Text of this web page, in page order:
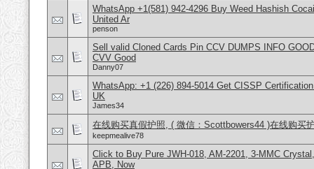
WhatsApp +1(581) 942-4296 Buy Weed Hashish
United Ar
penson
Sell valid Cloned Cards Pin CCV DUMPS INFO
CVV Good
Danny07
WhatsApp: +1 (226) 894-5014​ Get CISSP
UK
James34
在线购买真假护照, ( 微信：Scottbowers44 )在线购买
keepmealive78
Click to Buy Pure JWH-018, AM-2201, 3-MMC
APB, Now